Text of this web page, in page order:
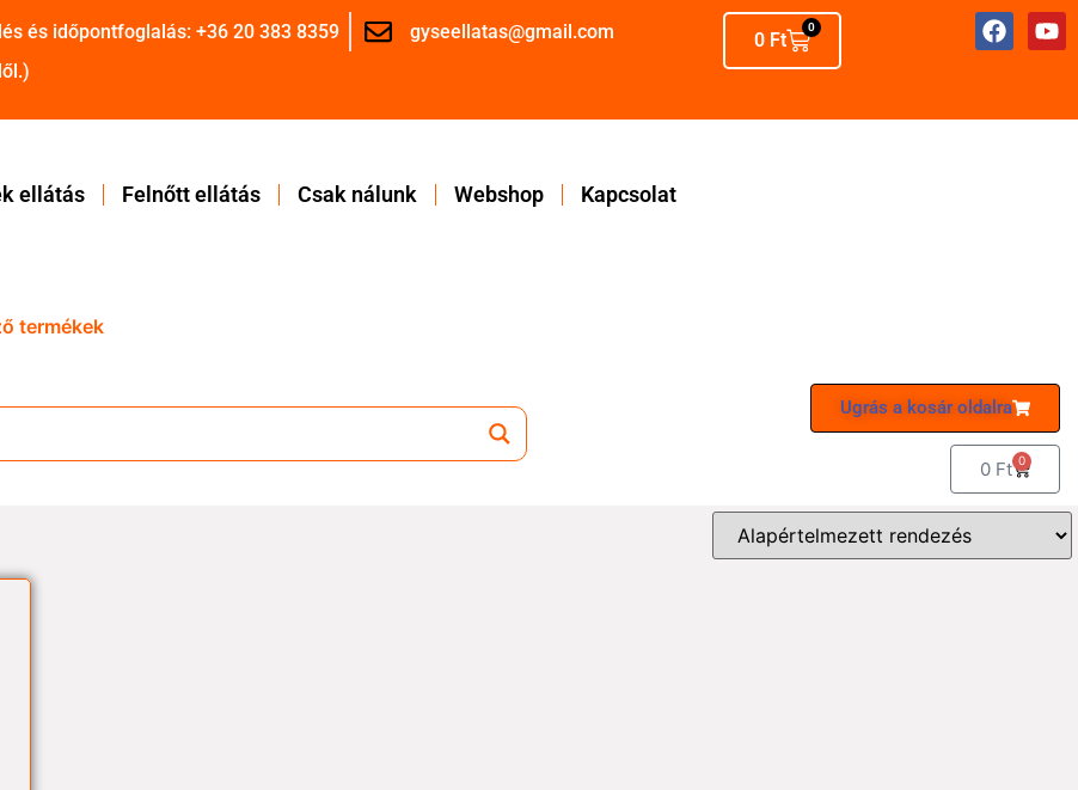
és időpontfoglalás: +36 20 383 8359
gyseellatas@gmail.com
0 Ft
0
ellátás Felnőtt ellátás Csak nálunk Webshop Kapcsolat
termékek
Ugrás a kosár oldalra
0 Ft 0